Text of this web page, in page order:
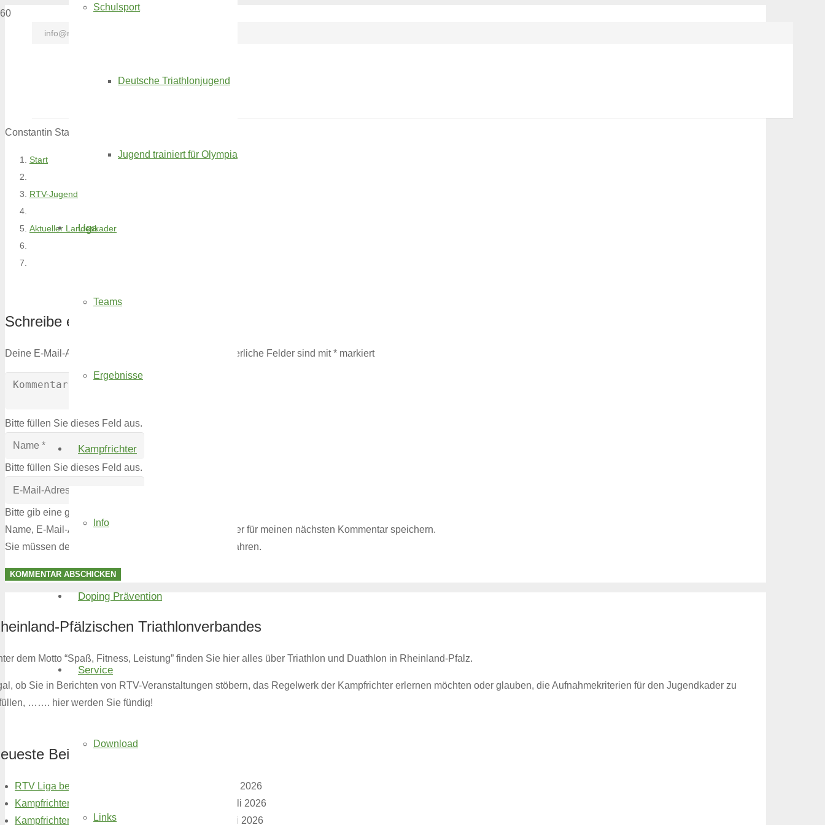
info@rtv-triathlon.de
Schulsport
Deutsche Triathlonjugend
Jugend trainiert für Olympia
Liga
Teams
Ergebnisse
Kampfrichter
Info
Doping Prävention
Service
Download
Links
Constantin Stark
Start
RTV-Jugend
Aktueller Landeskader
Schreibe einen Kommentar
Deine E-Mail-Adresse wird nicht veröffentlicht. Erforderliche Felder sind mit* markiert
Bitte füllen Sie dieses Feld aus.
Bitte füllen Sie dieses Feld aus.
Bitte gib eine gültige E-Mail-Adresse ein.
Name, E-Mail-Adresse und Website in diesem Browser für meinen nächsten Kommentar speichern.
Sie müssen den Bedingungen zustimmen, um fortzufahren.
KOMMENTAR ABSCHICKEN
Pfälzischen Triathlonverbandes
dem Motto “Spaß, Fitness, Leistung” finden Sie hier alles über Triathlon und Duathlon in Rheinland-Pfalz.
ob Sie in Berichten von RTV-Veranstaltungen stöbern, das Regelwerk der Kampfrichter erlernen möchten oder glauben, die Aufnahmekriterien für den Jugendkader zu
……. hier werden Sie fündig!
Beiträge
RTV Liga beim Raiffeisentriathlon in Hamm
20. Juli 2026
Kampfrichter Neuausbildung in Saarbrücken
17. Juli 2026
Kampfrichter des RTV in Frankfurt und Roth
10. Juli 2026